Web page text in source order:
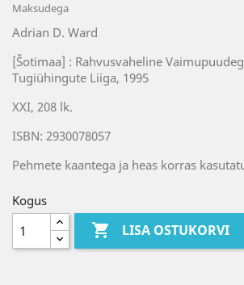
Maksudega
Adrian D. Ward
[Šotimaa] : Rahvusvaheline
Tugiühingute Liiga, 1995
XXI, 208 lk.
ISBN: 2930078057
Pehmete kaantega ja heas korras
Kogus
 LISA OSTUKORVI